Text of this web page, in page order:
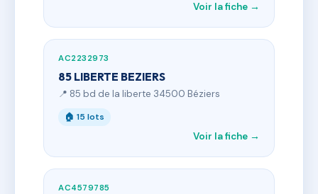
Voir la fiche →
AC2232973
85 LIBERTE BEZIERS
📍 85 bd de la liberte 34500 Béziers
🏠 15 lots
Voir la fiche →
AC4579785